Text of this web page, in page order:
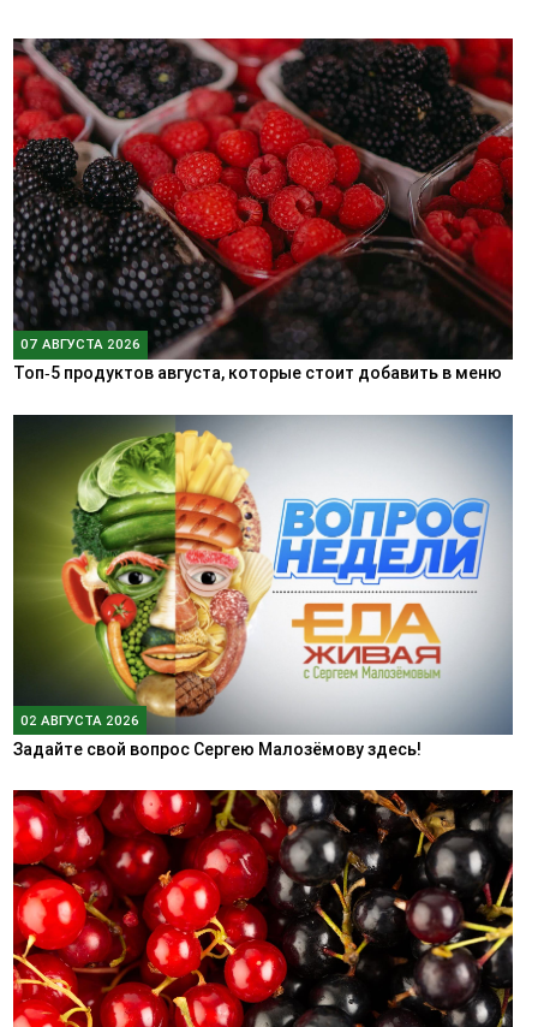
07 АВГУСТА 2026
Топ‑5 продуктов августа, которые стоит добавить в меню
02 АВГУСТА 2026
Задайте свой вопрос Сергею Малозёмову здесь!